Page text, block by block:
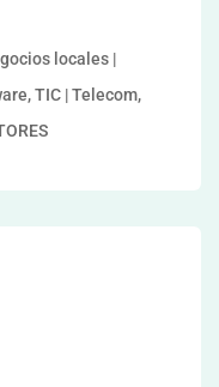
locales |
TIC | Telecom,